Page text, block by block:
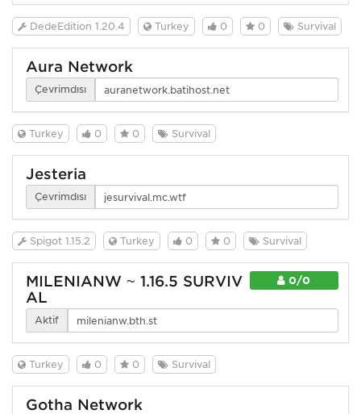
DedeEdition 1.20.4 Turkey 0 0 Survival
Aura Network
Çevrimdışı
Turkey 0 0 Survival
Jesteria
Çevrimdışı
Spigot 1.15.2 Turkey 0 0 Survival
0/0
MİLENİANW ~ 1.16.5 SURVİV
AL
Aktif
Turkey 0 0 Survival
Gotha Network